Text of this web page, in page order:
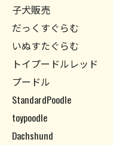
子犬販売
だっくすぐらむ
いぬすたぐらむ
トイプードルレッド
プードル
StandardPoodle
toypoodle
Dachshund